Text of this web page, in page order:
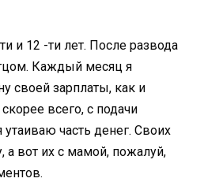
и 12 -ти лет. После развода
Каждый месяц я
своей зарплаты, как и
всего, с подачи
часть денег. Своих
вот их с мамой, пожалуй,